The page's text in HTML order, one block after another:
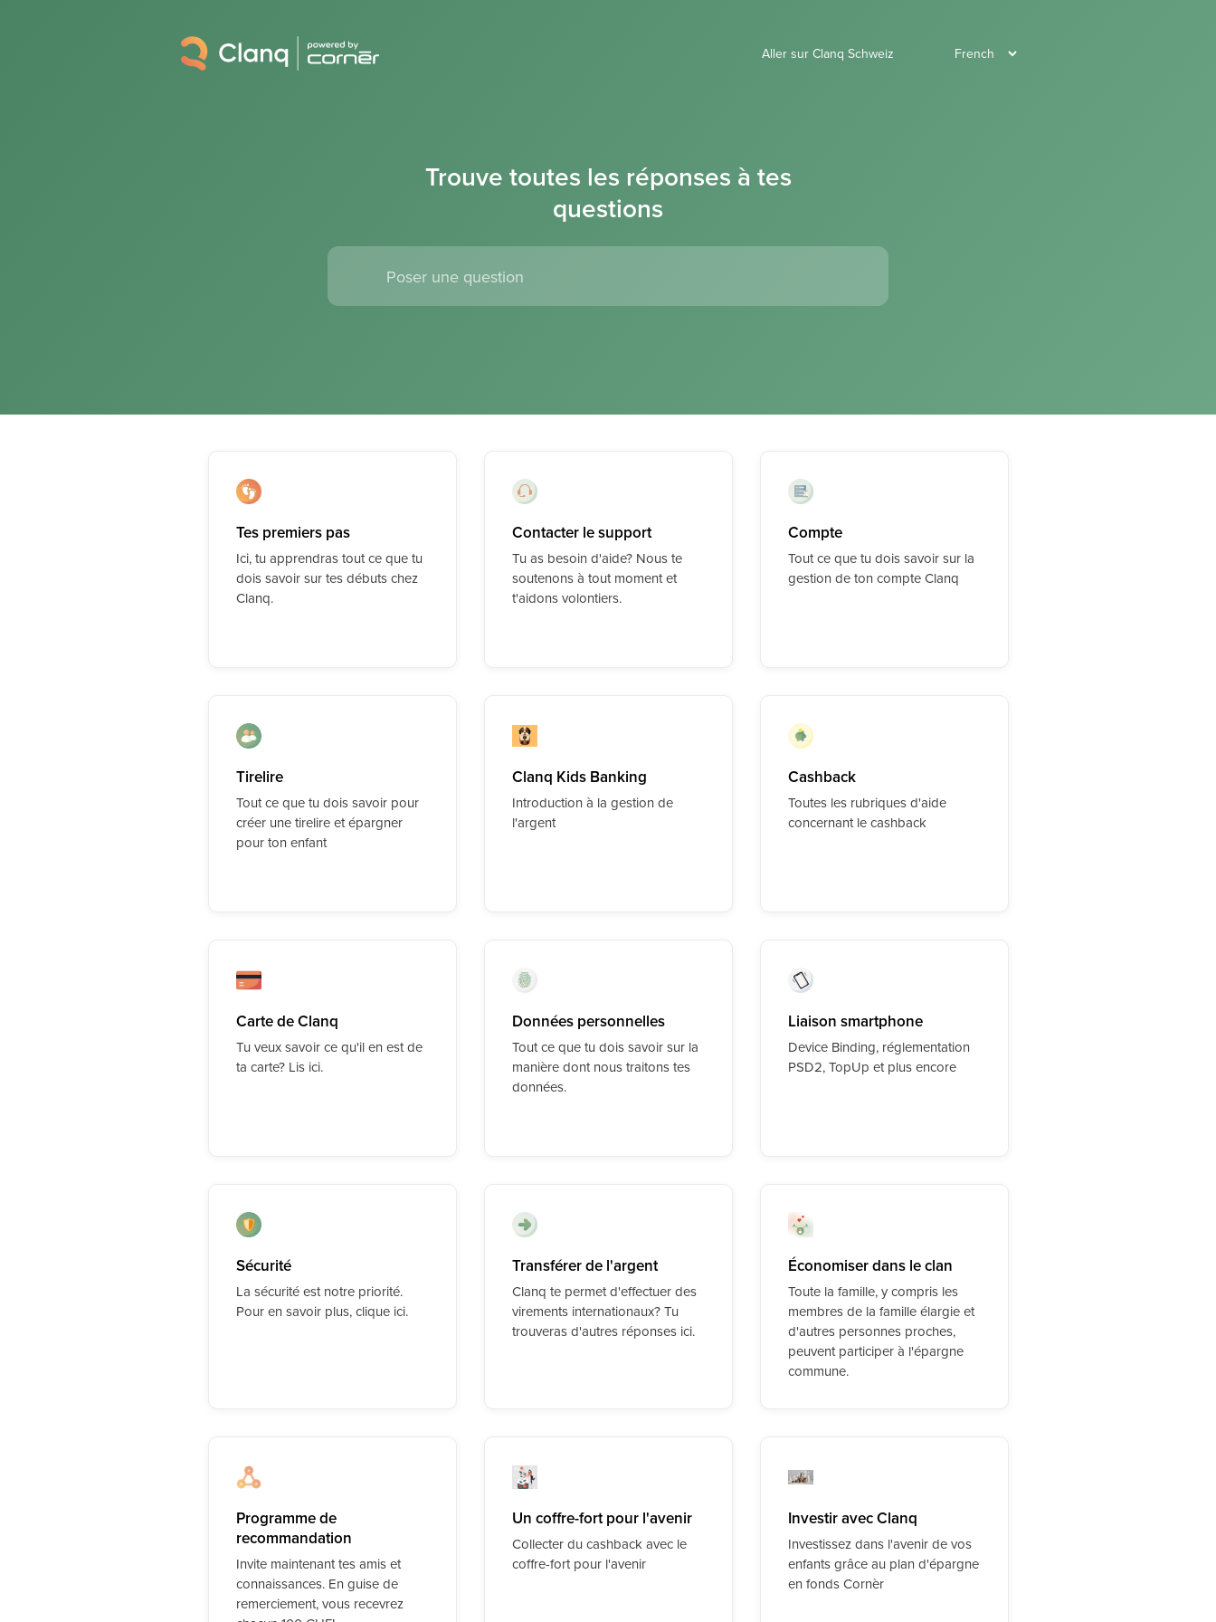
Aller sur Clanq Schweiz
Trouve toutes les réponses à tes
questions
Tes premiers pas
Ici, tu apprendras tout ce que tu
dois savoir sur tes débuts chez
Clanq.
Contacter le support
Tu as besoin d'aide? Nous te
soutenons à tout moment et
t'aidons volontiers.
Compte
Tout ce que tu dois savoir sur la
gestion de ton compte Clanq
Tirelire
Tout ce que tu dois savoir pour
créer une tirelire et épargner
pour ton enfant
Clanq Kids Banking
Introduction à la gestion de
l'argent
Cashback
Toutes les rubriques d'aide
concernant le cashback
Carte de Clanq
Tu veux savoir ce qu'il en est de
ta carte? Lis ici.
Données personnelles
Tout ce que tu dois savoir sur la
manière dont nous traitons tes
données.
Liaison smartphone
Device Binding, réglementation
PSD2, TopUp et plus encore
Sécurité
La sécurité est notre priorité.
Pour en savoir plus, clique ici.
Transférer de l'argent
Clanq te permet d'effectuer des
virements internationaux? Tu
trouveras d'autres réponses ici.
Économiser dans le clan
Toute la famille, y compris les
membres de la famille élargie et
d'autres personnes proches,
peuvent participer à l'épargne
commune.
Programme de
recommandation
Invite maintenant tes amis et
connaissances. En guise de
remerciement, vous recevrez
Un coffre-fort pour l'avenir
Collecter du cashback avec le
coffre-fort pour l'avenir
Investir avec Clanq
Investissez dans l'avenir de vos
enfants grâce au plan d'épargne
en fonds Cornèr